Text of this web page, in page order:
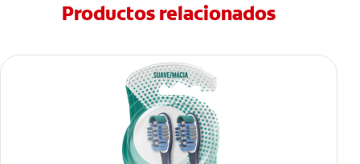
Productos relacionados